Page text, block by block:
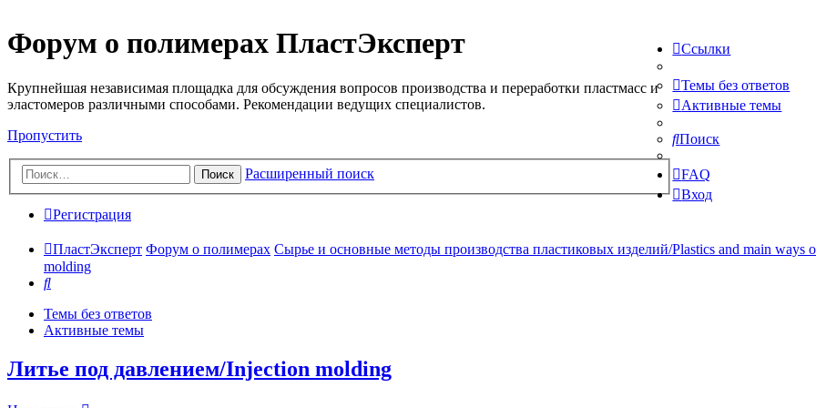
Форум о полимерах ПластЭксперт
Крупнейшая независимая площадка для обсуждения вопросов производства и переработки пластмасс и
эластомеров различными способами. Рекомендации ведущих специалистов.
Пропустить
Поиск Расширенный поиск
Ссылки
Темы без ответов
Активные темы
Поиск
FAQ
Вход
Регистрация
ПластЭксперт Форум о полимерах Сырье и основные методы производства пластиковых изделий/Plastics and main ways
molding
Поиск
Темы без ответов
Активные темы
Литье под давлением/Injection molding